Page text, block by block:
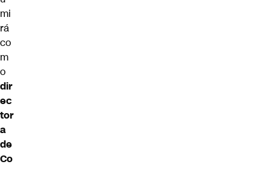
mi
rá
co
m
o
dir
ec
tor
a
de
Co